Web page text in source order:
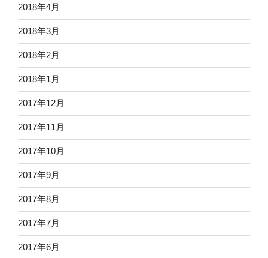
2018年4月
2018年3月
2018年2月
2018年1月
2017年12月
2017年11月
2017年10月
2017年9月
2017年8月
2017年7月
2017年6月